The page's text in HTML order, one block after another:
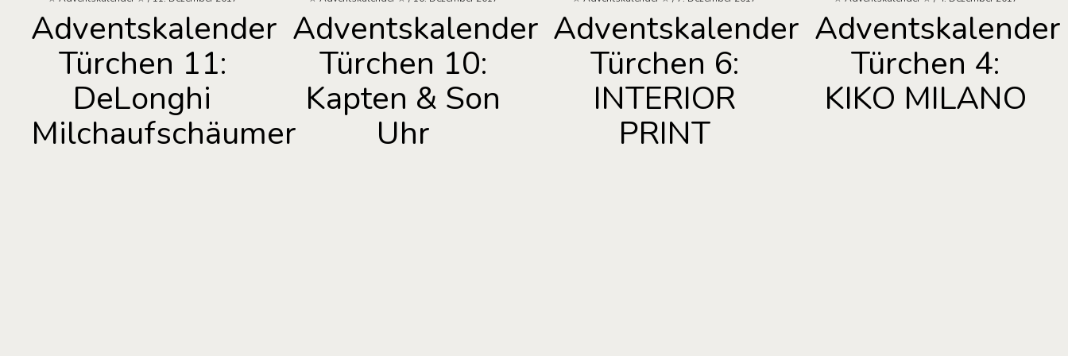
Adventskalender
Türchen 11:
DeLonghi
Milchaufschäumer
Adventskalender
Türchen 10:
Kapten & Son
Uhr
Adventskalender
Türchen 6:
INTERIOR
PRINT
Adventskalender
Türchen 4:
KIKO MILANO